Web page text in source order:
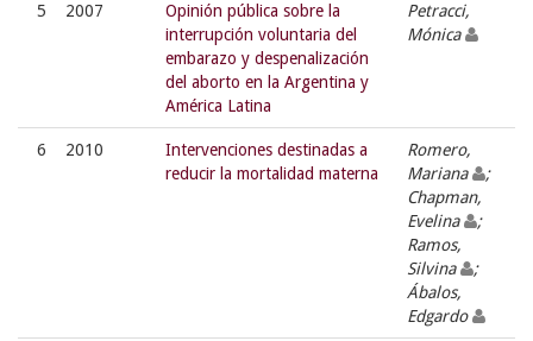
5 2007
Opinión pública sobre la
interrupción voluntaria del
embarazo y despenalización
del aborto en la Argentina y
América Latina
Petracci,
Mónica
6 2010
Intervenciones destinadas a
reducir la mortalidad materna
Romero,
Mariana
;
Chapman,
Evelina
;
Ramos,
Silvina
;
Ábalos,
Edgardo